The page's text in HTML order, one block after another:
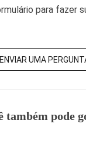
para fazer
ENVIAR UMA
também pode